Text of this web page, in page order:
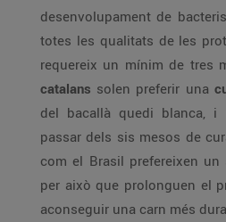
desenvolupament de
totes les qualitats de les
requereix un mínim de tres
catalans solen preferir una
del bacallà quedi blanca, i
passar dels sis mesos de
com el Brasil prefereixen
per això que prolonguen el
aconseguir una carn més